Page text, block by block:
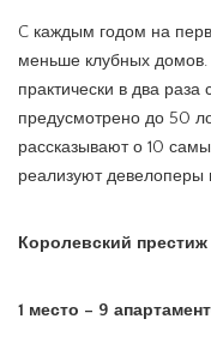
C каждым годом на
меньше клубных
практически в два раза
предусмотрено до 50
рассказывают о 10
реализуют девелоперы
Королевский престиж
1 место – 9